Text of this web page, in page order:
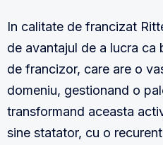
In calitate de francizat
de avantajul de a lucra ca
de francizor, care are o
domeniu, gestionand o
transformand aceasta
sine statator, cu o